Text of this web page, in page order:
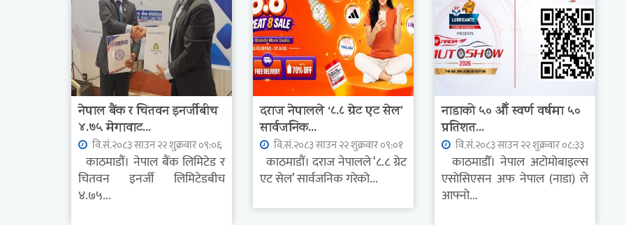
नेपाल बैंक र चितवन इनर्जीबीच
४.७५ मेगावाट...
वि.सं.२०८३ साउन २२ शुक्रवार ०९:०६
काठमाडौं। नेपाल बैंक लिमिटेड र
चितवन इनर्जी लिमिटेडबीच
४.७५...
दराज नेपालले ‘८.८ ग्रेट एट सेल’
सार्वजनिक...
वि.सं.२०८३ साउन २२ शुक्रवार ०९:०१
काठमाडौं। दराज नेपालले ‘८.८ ग्रेट
एट सेल’ सार्वजनिक गरेको...
नाडाको ५० औँ स्वर्ण वर्षमा ५०
प्रतिशत...
वि.सं.२०८३ साउन २२ शुक्रवार ०८:३३
काठमाडौँ। नेपाल अटोमोबाइल्स
एसोसिएसन अफ नेपाल (नाडा) ले
आफ्नो...